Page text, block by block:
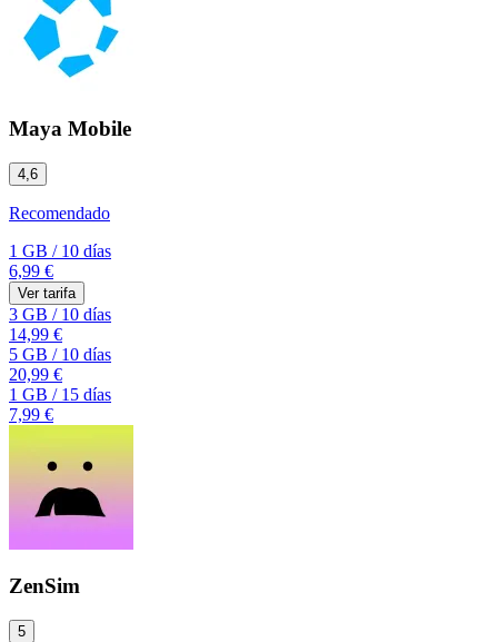
Maya Mobile
4,6
Recomendado
1 GB /10 días
6,99 €
Ver tarifa
3 GB /10 días
14,99 €
5 GB /10 días
20,99 €
1 GB /15 días
7,99 €
ZenSim
5